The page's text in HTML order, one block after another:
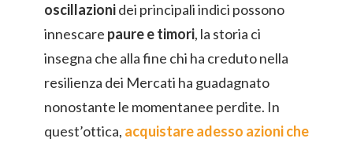
oscillazionidei principali indici possono
innescare paure e timori, la storia ci
insegna che alla fine chi ha creduto nella
resilienza dei Mercati ha guadagnato
nonostante le momentanee perdite. In
quest’ottica, acquistare adesso azioni che